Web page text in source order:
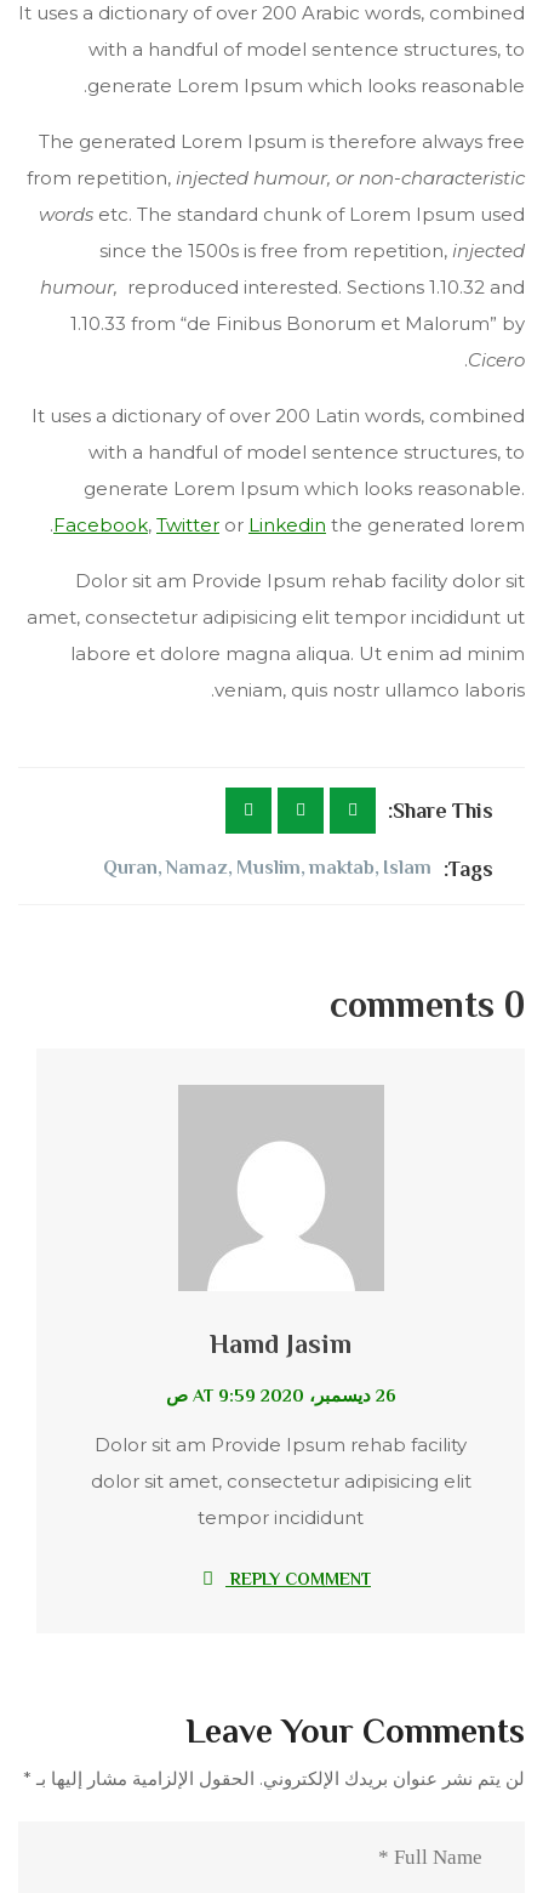
It uses a dictionary of over 200 Arabic words, combined
with a handful of model sentence structures, to
generate Lorem Ipsum which looks reasonable.
The generated Lorem Ipsum is therefore always free
from repetition, injected humour, or non-characteristic
words etc. The standard chunk of Lorem Ipsum used
since the 1500s is free from repetition, injected
humour, reproduced interested. Sections 1.10.32 and
1.10.33 from “de Finibus Bonorum et Malorum” by
Cicero
.
It uses a dictionary of over 200 Latin words, combined
with a handful of model sentence structures, to
generate Lorem Ipsum which looks reasonable.
Facebook, Twitter or Linkedin the generated lorem.
Dolor sit am Provide Ipsum rehab facility dolor sit
amet, consectetur adipisicing elit tempor incididunt ut
labore et dolore magna aliqua. Ut enim ad minim
veniam, quis nostr ullamco laboris.
Share This:
Tags:
Islam
,
maktab
,
Muslim
,
Namaz
,
Quran
0 comments
Hamd Jasim
26 ديسمبر، 2020 AT 9:59 ص
Dolor sit am Provide Ipsum rehab facility
dolor sit amet, consectetur adipisicing elit
tempor incididunt
REPLY COMMENT
Leave Your Comments
لن يتم نشر عنوان بريدك الإلكتروني. الحقول الإلزامية مشار إليها بـ *